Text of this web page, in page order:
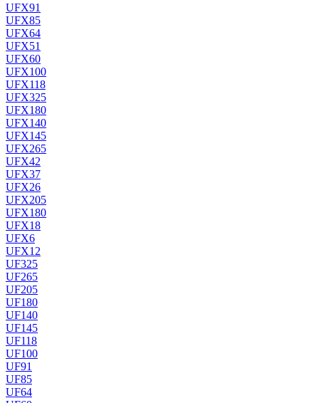
UFX91
UFX85
UFX64
UFX51
UFX60
UFX100
UFX118
UFX325
UFX180
UFX140
UFX145
UFX265
UFX42
UFX37
UFX26
UFX205
UFX180
UFX18
UFX6
UFX12
UF325
UF265
UF205
UF180
UF140
UF145
UF118
UF100
UF91
UF85
UF64